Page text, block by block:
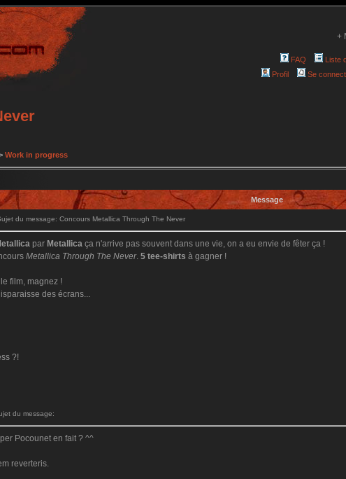
+
FAQ Liste
Profil
Se
Work in progress
Message
du message: Concours Metallica Through The Never
par Metallica ça n'arrive pas souvent dans une vie, on a eu envie de fêter ça !
Metallica Through The Never. 5 tee-shirts à gagner !
film, magnez !
des écrans...
?!
du message:
Pocounet en fait ? ^^
reverteris.